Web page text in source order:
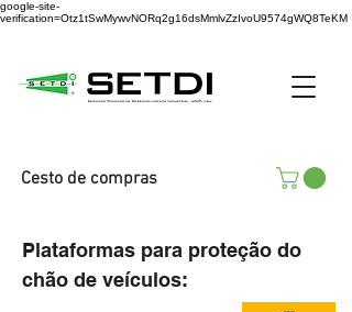
google-site-
verification=Otz1tSwMywvNORq2g16dsMmlvZzIvoU9574gWQ8TeKM
Cesto de compras
Plataformas para proteção do
chão de veículos: